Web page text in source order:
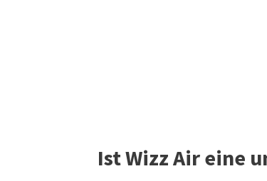
Ist Wizz Air eine